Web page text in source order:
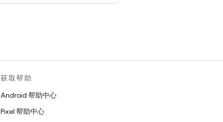
获取帮助
Android 帮助中心
Pixel 帮助中心